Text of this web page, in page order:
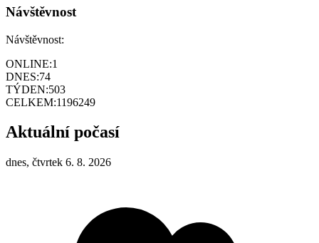
Návštěvnost
Návštěvnost:
ONLINE:1
DNES:74
TÝDEN:503
CELKEM:1196249
Aktuální počasí
dnes, čtvrtek 6. 8. 2026